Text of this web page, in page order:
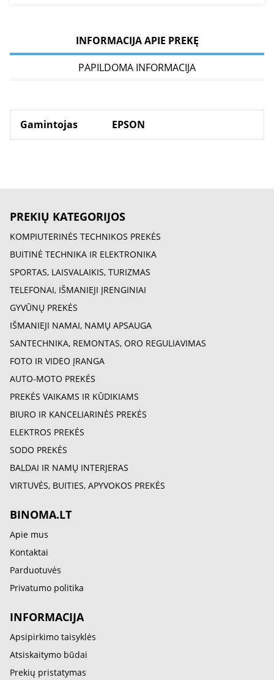
INFORMACIJA APIE PREKĘ
PAPILDOMA INFORMACIJA
Gamintojas EPSON
PREKIŲ KATEGORIJOS
KOMPIUTERINĖS TECHNIKOS PREKĖS
BUITINĖ TECHNIKA IR ELEKTRONIKA
SPORTAS, LAISVALAIKIS, TURIZMAS
TELEFONAI, IŠMANIEJI ĮRENGINIAI
GYVŪNŲ PREKĖS
IŠMANIEJI NAMAI, NAMŲ APSAUGA
SANTECHNIKA, REMONTAS, ORO REGULIAVIMAS
FOTO IR VIDEO ĮRANGA
AUTO-MOTO PREKĖS
PREKĖS VAIKAMS IR KŪDIKIAMS
BIURO IR KANCELIARINĖS PREKĖS
ELEKTROS PREKĖS
SODO PREKĖS
BALDAI IR NAMŲ INTERJERAS
VIRTUVĖS, BUITIES, APYVOKOS PREKĖS
BINOMA.LT
Apie mus
Kontaktai
Parduotuvės
Privatumo politika
INFORMACIJA
Apsipirkimo taisyklės
Atsiskaitymo būdai
Prekių pristatymas